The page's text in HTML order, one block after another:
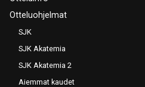
Otteluohjelmat
SJK
SJK Akatemia
SJK Akatemia 2
Aiemmat kaudet